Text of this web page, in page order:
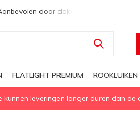
door dakwerkers, aannemers
FLATLIGHT PREMIUM ROOKLUIKEN
leveringen langer duren dan